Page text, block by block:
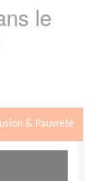
le
& Pauvreté